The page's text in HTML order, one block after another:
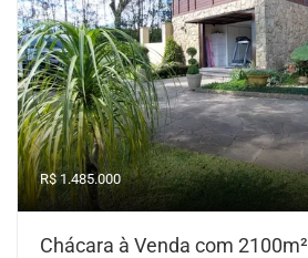
R$ 1.485.000
Chácara à Venda com 2100m²